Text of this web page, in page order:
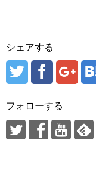
シェアする
フォローする